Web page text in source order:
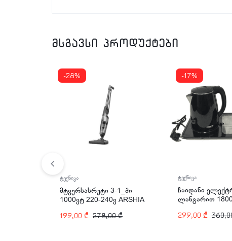
მსგავსი პროდუქტები
-28%
ტექნიკა
მტვერსასრუტი 3-1_ში
1000ვტ 220-240ვ ARSHIA
199,00 ₾ 278,00₾
-17%
ტექნიკა
ჩაიდანი
ლანგარით
2828
299,00 ₾